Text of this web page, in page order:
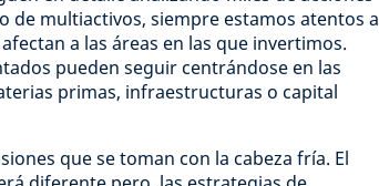
de multiactivos, siempre estamos atentos a
a las áreas en las que invertimos.
pueden seguir centrándose en las
primas, infraestructuras o capital
que se toman con la cabeza fría. El